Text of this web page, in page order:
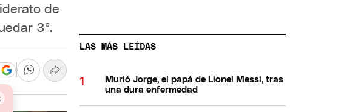
de
3º.
LAS MÁS LEÍDAS
Murió Jorge, el papá de Lionel Messi, tras
una dura enfermedad